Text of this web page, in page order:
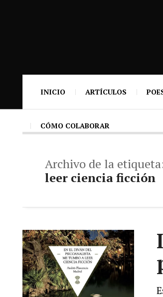
INICIO ARTÍCULOS
CÓMO COLABORAR
Archivo de la
leer ciencia ficción